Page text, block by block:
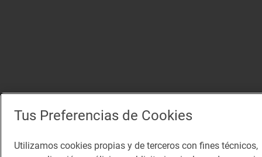
Tus Preferencias de Cookies
Utilizamos cookies propias y de terceros con fines técnicos,